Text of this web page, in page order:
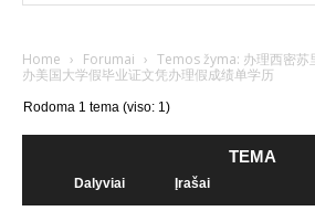
Home › Forumai › Temos žyma: 办理西密苏
办美国大学假毕业证文凭办理假成绩单学历
Rodoma 1 tema (viso: 1)
TEMA
Dalyviai Įrašai